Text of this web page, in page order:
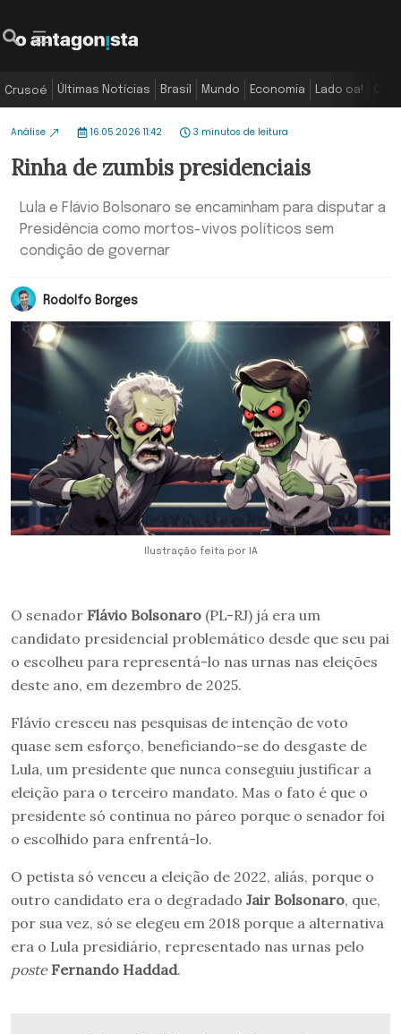
Crusoé Últimas Notícias Brasil Mundo Economia Lado oa!
Análise 16.05.2026 11:42 3 minutos de leitura
Rinha de zumbis presidenciais
Lula e Flávio Bolsonaro se encaminham para disputar a
Presidência como mortos-vivos políticos sem
condição de governar
Rodolfo Borges
Ilustração feita por IA
O senador Flávio Bolsonaro (PL-RJ) já era um
candidato presidencial problemático desde que seu pai
o escolheu para representá-lo nas urnas nas eleições
deste ano, em dezembro de 2025.
Flávio cresceu nas pesquisas de intenção de voto
quase sem esforço, beneficiando-se do desgaste de
Lula, um presidente que nunca conseguiu justificar a
eleição para o terceiro mandato. Mas o fato é que o
presidente só continua no páreo porque o senador foi
o escolhido para enfrentá-lo.
O petista só venceu a eleição de 2022, aliás, porque o
outro candidato era o degradado Jair Bolsonaro, que,
por sua vez, só se elegeu em 2018 porque a alternativa
era o Lula presidiário, representado nas urnas pelo
poste Fernando Haddad.